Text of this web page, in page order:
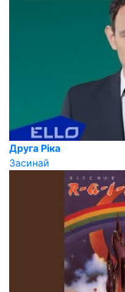
Друга Ріка
Засинай